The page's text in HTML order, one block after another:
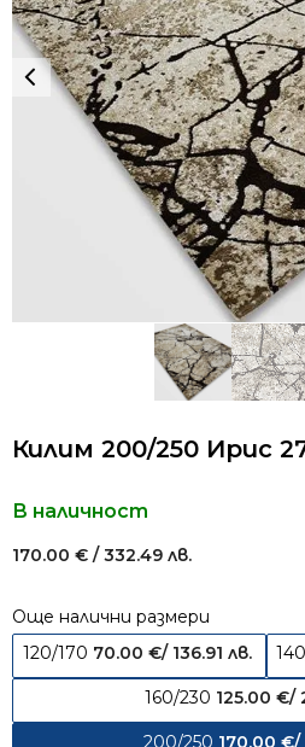
Килим 200/250 Ирис
В наличност
170.00 € / 332.49 лв.
Още налични размери
120/170 70.00 €/ 136.91 лв.
160/230 125.00 €/
200/250 170.00 €/